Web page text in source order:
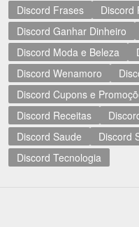
Discord Frases
Discord
Discord Ganhar Dinheiro
Discord Moda e Beleza
Discord Wenamoro
Discord Cupons e
Discord Receitas
Discord Saude
Discord
Discord Tecnologia